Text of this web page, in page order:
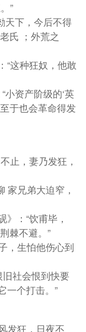
”
天下，今后不得
氏 ；外荒之
“这种狂奴，他敢
小资产阶级的‘英
于也会革命得发
止，妻乃发狂，
家兄弟大迫窄，
》：“饮甫毕，
棘不避。”
，生怕他伤心到
旧社会恨到快要
一个打击。”
发狂，日夜不